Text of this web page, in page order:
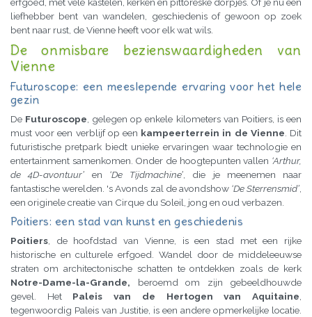
liefhebber bent van wandelen, geschiedenis of gewoon op zoek
bent naar rust, de Vienne heeft voor elk wat wils.
De onmisbare bezienswaardigheden van
Vienne
Futuroscope: een meeslepende ervaring voor het hele
gezin
De Futuroscope , gelegen op enkele kilometers van Poitiers, is een
must voor een verblijf op een kampeerterrein in de Vienne . Dit
futuristische pretpark biedt unieke ervaringen waar technologie en
entertainment samenkomen. Onder de hoogtepunten vallen ‘Arthur,
de 4D-avontuur’ en ‘De Tijdmachine’ , die je meenemen naar
fantastische werelden. 's Avonds zal de avondshow ‘De Sterrensmid’
een originele creatie van Cirque du Soleil, jong en oud verbazen.
Poitiers: een stad van kunst en geschiedenis
Poitiers , de hoofdstad van Vienne, is een stad met een rijke
historische en culturele erfgoed. Wandel door de middeleeuwse
straten om architectonische schatten te ontdekken zoals de kerk
Notre-Dame-la-Grande, beroemd om zijn gebeeldhouwde
gevel. Het Paleis van de Hertogen van Aquitaine
tegenwoordig Paleis van Justitie, is een andere opmerkelijke locatie.